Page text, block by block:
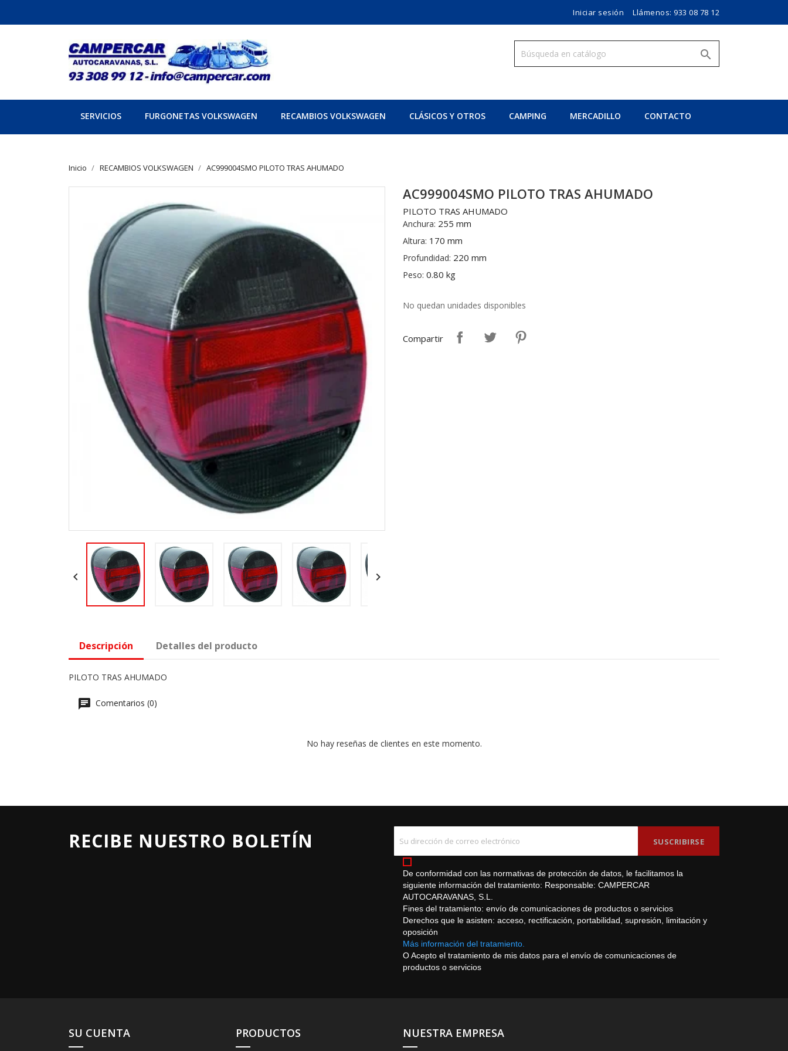
Iniciar sesión Llámenos: 933 08 78 12

SERVICIOS FURGONETAS VOLKSWAGEN RECAMBIOS VOLKSWAGEN CLÁSICOS Y OTROS CAMPING MERCADILLO CONTACTO
Inicio RECAMBIOS VOLKSWAGEN AC999004SMO PILOTO TRAS AHUMADO
 
AC999004SMO PILOTO TRAS AHUMADO
PILOTO TRAS AHUMADO
Anchura: 255 mm
Altura: 170 mm
Profundidad: 220 mm
Peso: 0.80 kg
No quedan unidades disponibles
Compartir
Descripción Detalles del producto
PILOTO TRAS AHUMADO
Comentarios (0)
No hay reseñas de clientes en este momento.
RECIBE NUESTRO BOLETÍN
De conformidad con las normativas de protección de datos, le facilitamos la
siguiente información del tratamiento: Responsable: CAMPERCAR
AUTOCARAVANAS, S.L.
Fines del tratamiento: envío de comunicaciones de productos o servicios
Derechos que le asisten: acceso, rectificación, portabilidad, supresión, limitación y
oposición
Más información del tratamiento.
O Acepto el tratamiento de mis datos para el envío de comunicaciones de
productos o servicios
SU CUENTA PRODUCTOS NUESTRA EMPRESA